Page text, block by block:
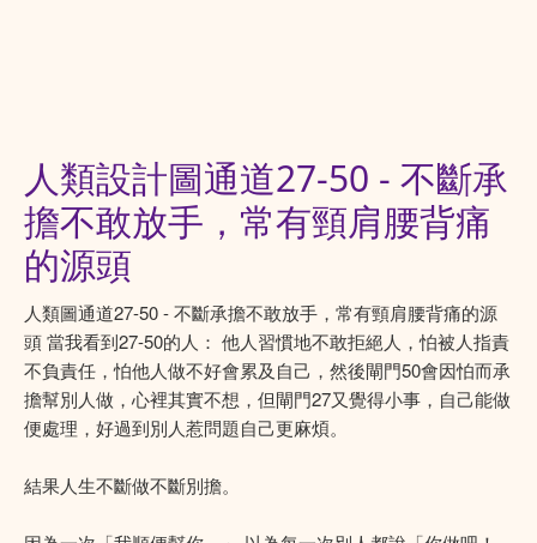
人類設計圖通道27-50 - 不斷承
擔不敢放手，常有頸肩腰背痛
的源頭
人類圖通道27-50 - 不斷承擔不敢放手，常有頸肩腰背痛的源
頭 當我看到27-50的人： 他人習慣地不敢拒絕人，怕被人指責
不負責任，怕他人做不好會累及自己，然後閘門50會因怕而承
擔幫別人做，心裡其實不想，但閘門27又覺得小事，自己能做
便處理，好過到別人惹問題自己更麻煩。
結果人生不斷做不斷別擔。